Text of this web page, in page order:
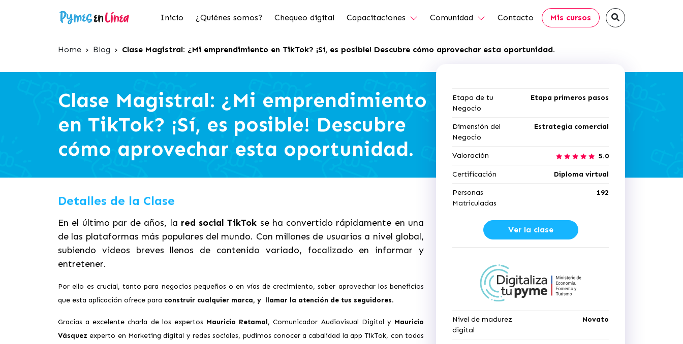
Inicio ¿Quiénes somos? Chequeo digital Capacitaciones Comunidad Contacto Mis cursos
Home › Blog › Clase Magistral: ¿Mi emprendimiento en TikTok? ¡Sí, es posible! Descubre cómo aprovechar esta oportunidad.
Clase Magistral: ¿Mi emprendimiento
en TikTok? ¡Sí, es posible! Descubre
cómo aprovechar esta oportunidad.
Etapa de tu
Negocio
Etapa primeros pasos
Dimensión del
Negocio
Estrategia comercial
Valoración 5.0
Certificación Diploma virtual
Personas
Matriculadas
192
Ver la clase
Nivel de madurez
digital
Novato
Detalles de la Clase
En el último par de años, la red social TikTok se ha convertido rápidamente en una
de las plataformas más populares del mundo. Con millones de usuarios a nivel global,
subiendo videos breves llenos de contenido variado, focalizado en informar y
entretener.
Por ello es crucial, tanto para negocios pequeños o en vías de crecimiento, saber aprovechar los beneficios
que esta aplicación ofrece para construir cualquier marca, y llamar la atención de tus seguidores.
Gracias a excelente charla de los expertos Mauricio Retamal, Comunicador Audiovisual Digital y Mauricio
Vásquezexperto en Marketing digital y redes sociales, pudimos conocer a cabalidad la app TikTok, con todas